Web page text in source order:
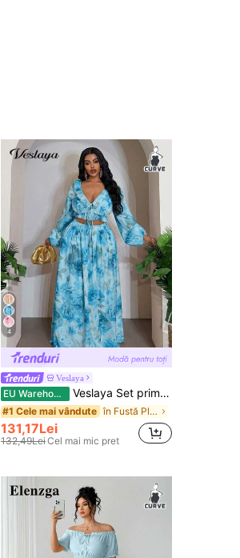
4
Veslaya
EU Warehouse Veslaya Set primăvară/vară nou, top scurt cu imprimeu floral romantic și fustă lungă, potrivit pentru vacanță, plajă, petrecere, întâlnire, mărime mare
#1 Cele mai vândute în Fustă Plus Dimensiune Co-Ords
131,17Lei
132,49LeiCel mai mic pret